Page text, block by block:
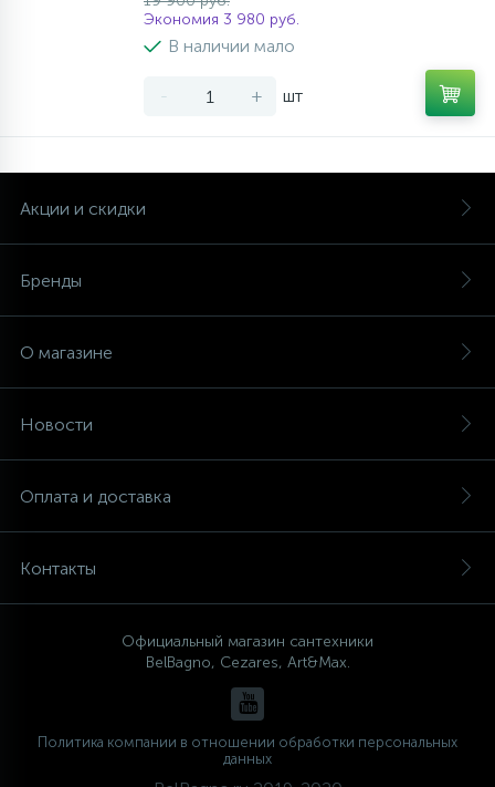
Экономия 3 980 руб.
В наличии мало
- + шт
Акции и скидки
Бренды
О магазине
Новости
Оплата и доставка
Контакты
Официальный магазин сантехники
BelBagno, Cezares, Art&Max.
Политика компании в отношении обработки персональных
данных